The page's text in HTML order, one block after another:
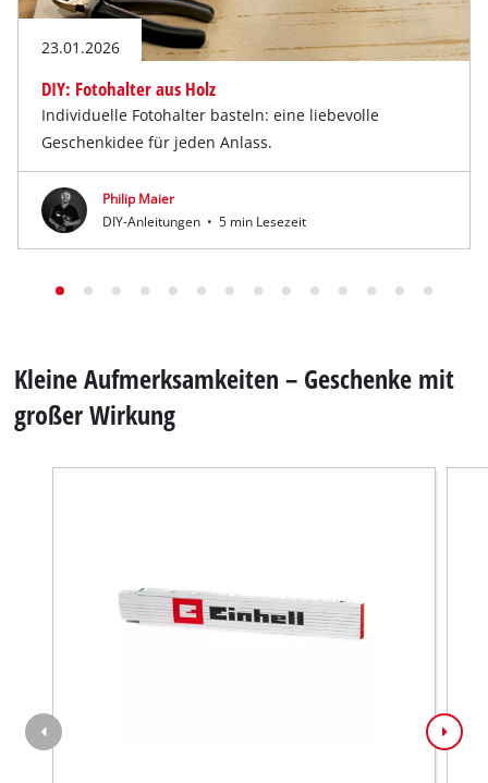
23.01.2026
DIY: Fotohalter aus Holz
Individuelle Fotohalter basteln: eine liebevolle
Geschenkidee für jeden Anlass.
Philip Maier
DIY-Anleitungen • 5 min Lesezeit
Kleine Aufmerksamkeiten – Geschenke mit
großer Wirkung